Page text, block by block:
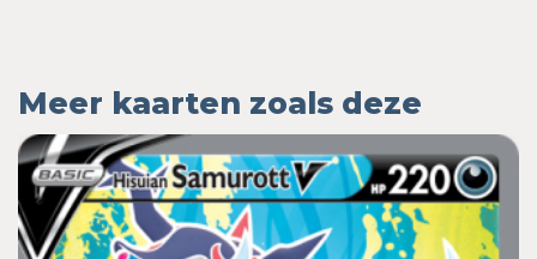
Meer kaarten zoals deze